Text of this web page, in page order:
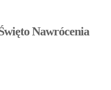
Nawrócenia